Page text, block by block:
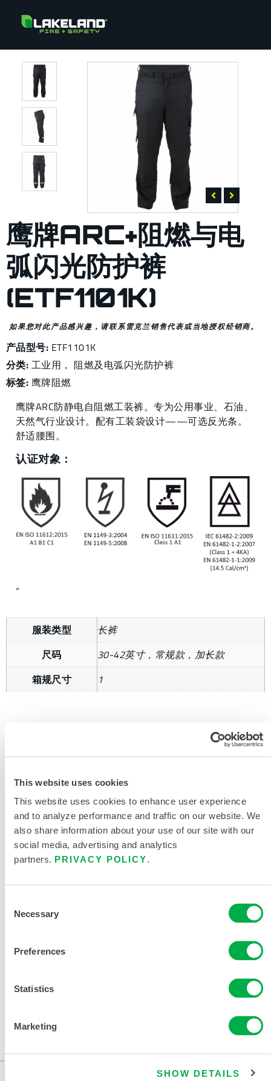
This website uses cookies
This website uses cookies to enhance user experience
and to analyze performance and traffic on our website. We
also share information about your use of our site with our
social media, advertising and analytics
partners. PRIVACY POLICY.
Selection
Necessary
Preferences
Statistics
Marketing
SHOW DETAILS
鹰牌ARC+阻燃与电
弧闪光防护裤
(ETF1101K)
如果您对此产品感兴趣，请联系雷克兰销售代表或当地授权经销商。
产品型号: ETF1101K
分类: 工业用， 阻燃及电弧闪光防护裤
标签: 鹰牌阻燃
鹰牌ARC防静电自阻燃工装裤。专为公用事业、石油、
天然气行业设计。配有工装袋设计——可选反光条。
舒适腰围。
认证对象：
“
服装类型
长裤
尺码
30-42英寸，常规款，加长款
箱规尺寸
1
产品资料
大洋洲、非洲、中东、中美洲、俄罗斯。
此产品通常不在您所在的区域销售。您可以在页面顶部